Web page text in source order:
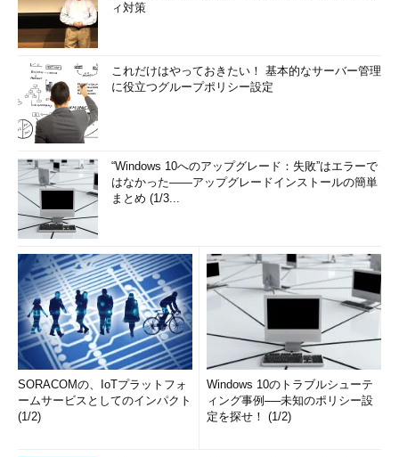
ィ対策
これだけはやっておきたい！ 基本的なサーバー管理
に役立つグループポリシー設定
“Windows 10へのアップグレード：失敗”はエラーで
はなかった――アップグレードインストールの簡単
まとめ (1/3...
SORACOMの、IoTプラットフォ
ームサービスとしてのインパクト
(1/2)
Windows 10のトラブルシューテ
ィング事例──未知のポリシー設
定を探せ！ (1/2)